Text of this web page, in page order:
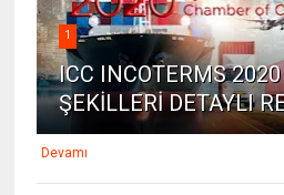
1
ICC INCOTERMS
ŞEKİLLERİ DETAYLI
Devamı